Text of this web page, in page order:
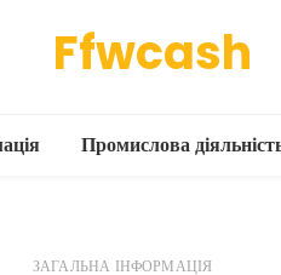
Ffwcash
Промислова
ЗАГАЛЬНА ІНФОРМАЦІЯ